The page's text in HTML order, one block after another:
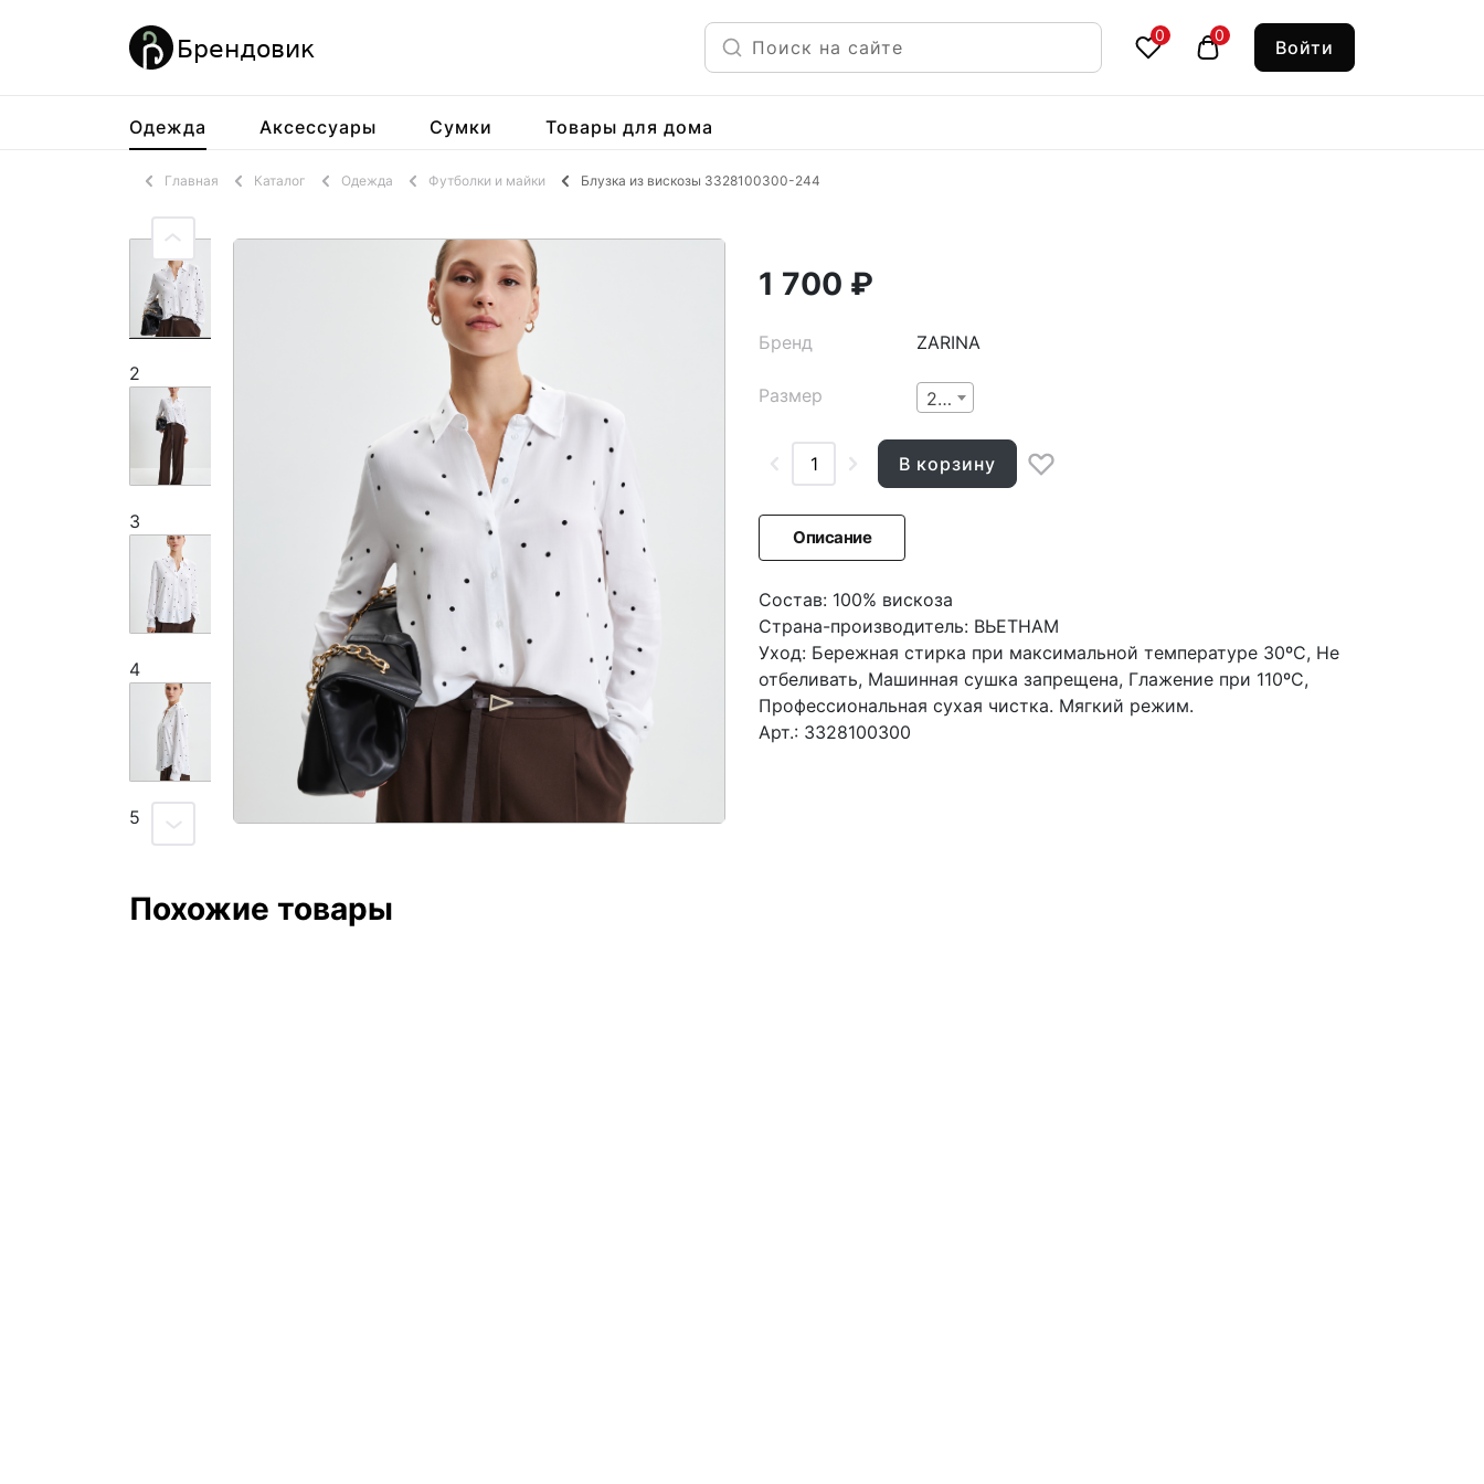
0 0
Войти
Одежда Аксессуары Сумки Товары для дома
Главная Каталог Одежда Футболки и майки Блузка из вискозы 3328100300-244
2
3
4
5
1 700 ₽
Бренд ZARINA
Размер 2XS
В корзину
Описание
Состав: 100% вискоза
Страна-производитель: ВЬЕТНАМ
Уход: Бережная стирка при максимальной температуре 30ºС, Не
отбеливать, Машинная сушка запрещена, Глажение при 110ºС,
Профессиональная сухая чистка. Мягкий режим.
Арт.: 3328100300
Похожие товары